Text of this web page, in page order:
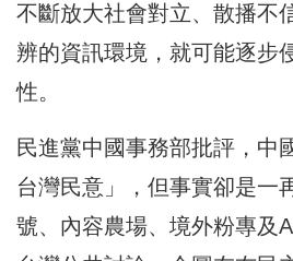
不斷放大社會對立、散播不
辨的資訊環境，就可能逐步
性。
民進黨中國事務部批評，中
台灣民意」，但事實卻是一
號、內容農場、境外粉專及